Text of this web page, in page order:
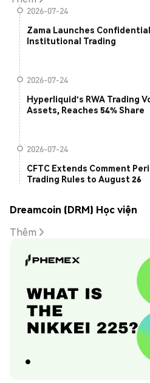
2026-07-24
Zama Launches
Institutional Trading
2026-07-24
Hyperliquid's RWA Trading
Assets, Reaches 54% Share
2026-07-24
CFTC Extends Comment
Trading Rules to August 26
Dreamcoin (DRM) Học viện
Thêm